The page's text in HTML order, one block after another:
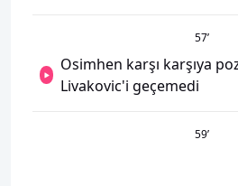
57’
Osimhen karşı karşıya
Livakovic'i geçemedi
59’